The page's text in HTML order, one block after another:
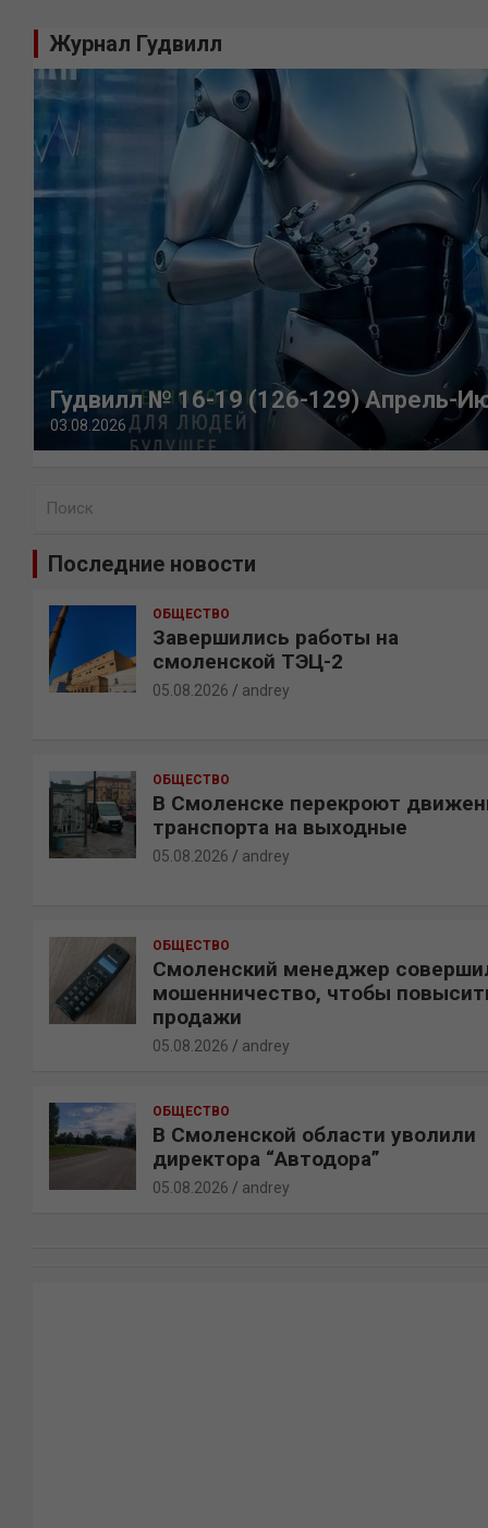
Журнал Гудвилл
Гудвилл № 16-19 (126-129) Апрель-
03.08.2026
Последние новости
ОБЩЕСТВО
Завершились работы на
смоленской ТЭЦ-2
05.08.2026 andrey
ОБЩЕСТВО
В Смоленске перекроют
транспорта на выходные
05.08.2026 andrey
ОБЩЕСТВО
Смоленский менеджер
мошенничество, чтобы
продажи
05.08.2026 andrey
ОБЩЕСТВО
В Смоленской области уволили
директора “Автодора”
05.08.2026 andrey